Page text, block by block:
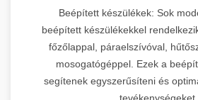
Beépített készülékek: Sok
beépített készülékekkel
főzőlappal, páraelszívóval,
mosogatógéppel. Ezek a
segítenek egyszerűsíteni és
tevékenységeket.